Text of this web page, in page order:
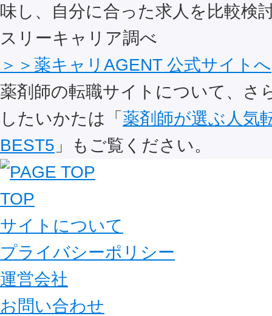
味し、自分に合った求人を比較検
スリーキャリア調べ
＞＞薬キャリAGENT 公式サイトへ
薬剤師の転職サイトについて、さ
したいかたは「 薬剤師が選ぶ人気
BEST5 」もご覧ください。
TOP
サイトについて
プライバシーポリシー
運営会社
お問い合わせ